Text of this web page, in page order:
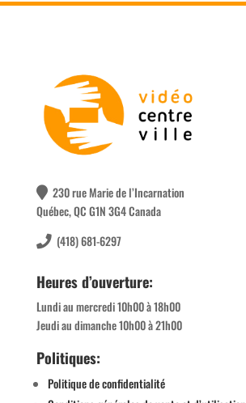
230 rue Marie de l’Incarnation
Québec, QC G1N 3G4 Canada
(418) 681-6297
Heures d’ouverture:
Lundi au mercredi 10h00 à 18h00
Jeudi au dimanche 10h00 à 21h00
Politiques:
Politique de confidentialité